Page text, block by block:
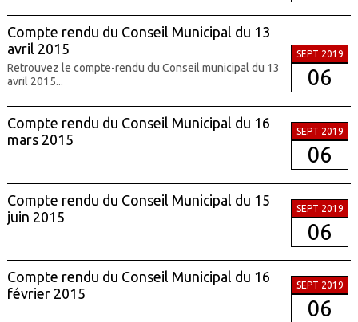
Compte rendu du Conseil Municipal du 13
avril 2015
Retrouvez le compte-rendu du Conseil municipal du 13
avril 2015...
SEPT 2019
06
Compte rendu du Conseil Municipal du 16
mars 2015
SEPT 2019
06
Compte rendu du Conseil Municipal du 15
juin 2015
SEPT 2019
06
Compte rendu du Conseil Municipal du 16
février 2015
SEPT 2019
06